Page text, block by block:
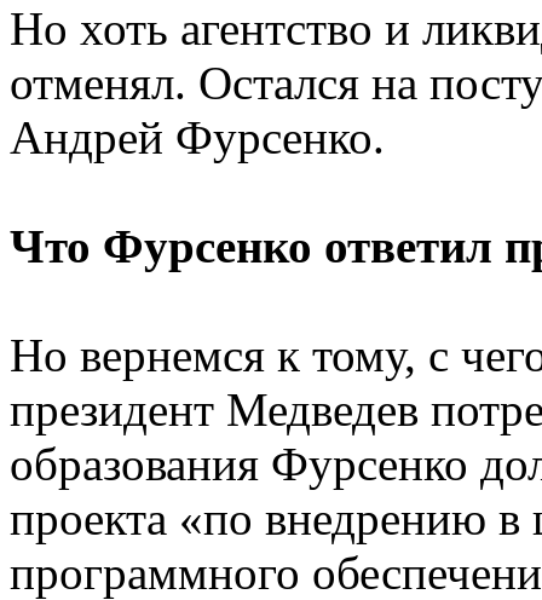
Но хоть агентство и
отменял. Остался на
Андрей Фурсенко.
Что Фурсенко ответил
Но вернемся к тому, с
президент Медведев
образования Фурсенко
проекта «по внедрению в
программного